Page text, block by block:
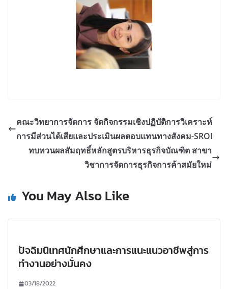
คณะวิทยาการจัดการ จัดกิจกรรมเชิงปฏิบัติการวิเคราะห์
การมีส่วนได้เสียและประเมินผลตอบแทนทางสังคม-SROI
ทบทวนผลสัมฤทธิ์หลักสูตรบริหารธุรกิจบัณฑิต สาขา
วิชาการจัดการธุรกิจการค้าสมัยใหม่
You May Also Like
ปัจฉิมนิเทศนักศึกษาและการแนะแนวอาชีพสู่การ
ทำงานอย่างมั่นคง
03/18/2022